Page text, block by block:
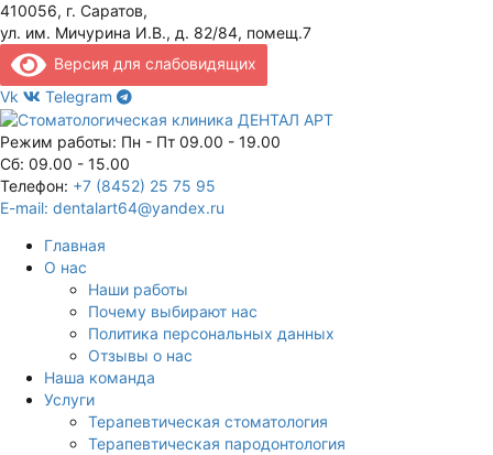
410056, г. Саратов,
ул. им. Мичурина И.В., д. 82/84, помещ.7
Версия для слабовидящих
Vk
Telegram
Режим работы: Пн - Пт 09.00 - 19.00
Сб: 09.00 - 15.00
Телефон: +7 (8452) 25 75 95
E-mail: dentalart64@yandex.ru
Главная
О нас
Наши работы
Почему выбирают нас
Политика персональных данных
Отзывы о нас
Наша команда
Услуги
Терапевтическая стоматология
Терапевтическая пародонтология